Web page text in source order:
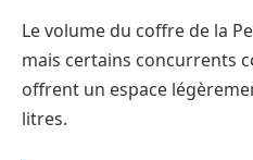
Le volume du coffre de la
mais certains concurrents
offrent un espace
litres.